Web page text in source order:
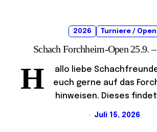
2026 Turniere / Open
Schach Forchheim-Open 25.9.
H
allo liebe
euch gerne auf das
hinweisen. Dieses findet
Juli 15, 2026